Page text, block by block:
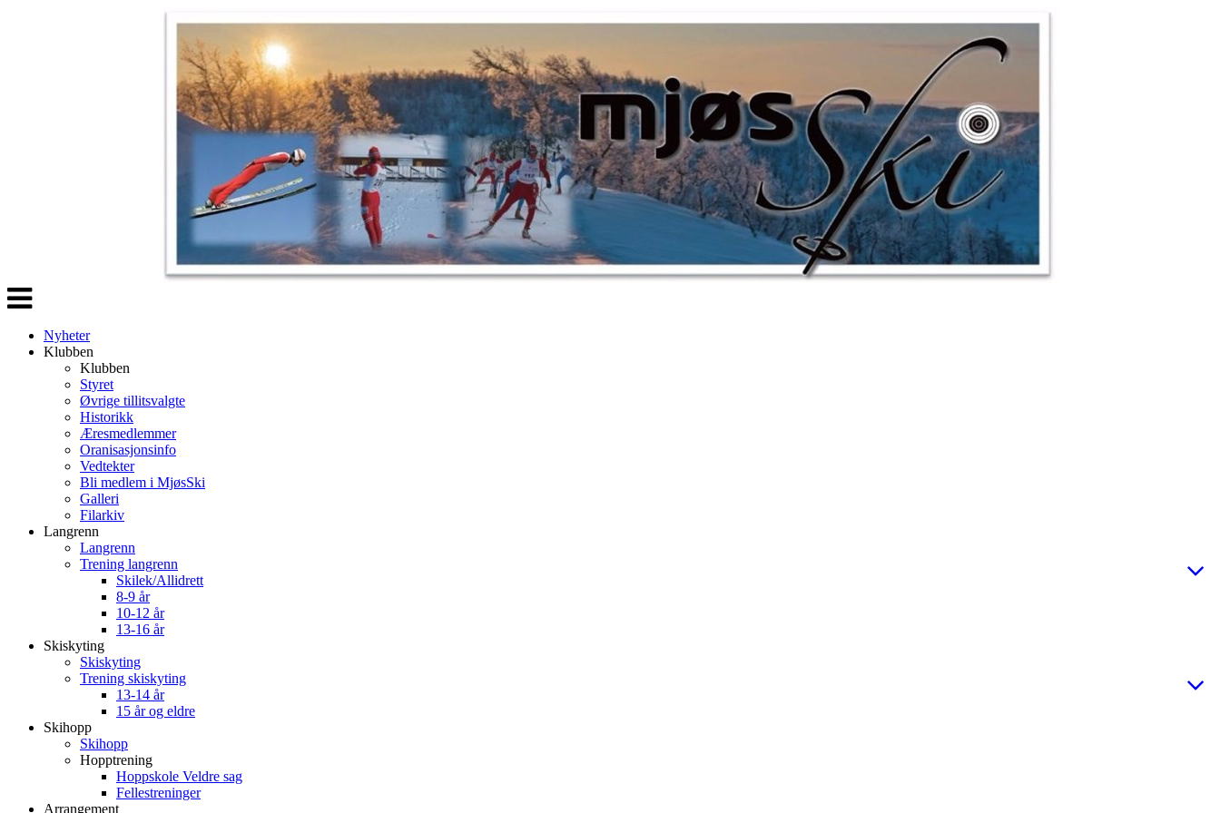
Veksle
navigasjon
Nyheter
Klubben
Klubben
Styret
Øvrige tillitsvalgte
Historikk
Æresmedlemmer
Oranisasjonsinfo
Vedtekter
Bli medlem i MjøsSki
Galleri
Filarkiv
Langrenn
Langrenn
Trening langrenn
Skilek/Allidrett
8-9 år
10-12 år
13-16 år
Skiskyting
Skiskyting
Trening skiskyting
13-14 år
15 år og eldre
Skihopp
Skihopp
Hopptrening
Hoppskole Veldre sag
Fellestreninger
Arrangement